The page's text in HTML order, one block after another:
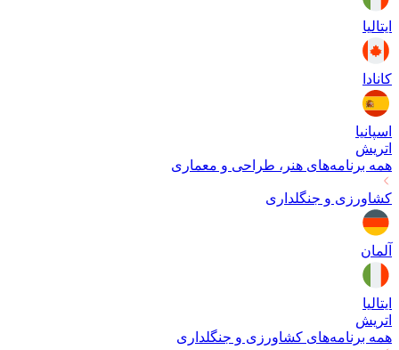
ایتالیا
کانادا
اسپانیا
اتریش
همه برنامه‌های هنر، طراحی و معماری
کشاورزی و جنگلداری
آلمان
ایتالیا
اتریش
همه برنامه‌های کشاورزی و جنگلداری